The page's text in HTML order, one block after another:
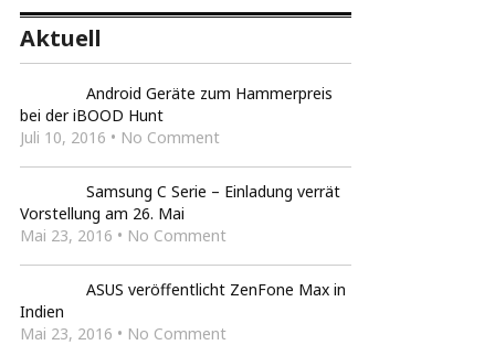
Aktuell
Android Geräte zum Hammerpreis
bei der iBOOD Hunt
Juli 10, 2016 • No Comment
Samsung C Serie – Einladung verrät
Vorstellung am 26. Mai
Mai 23, 2016 • No Comment
ASUS veröffentlicht ZenFone Max in
Indien
Mai 23, 2016 • No Comment